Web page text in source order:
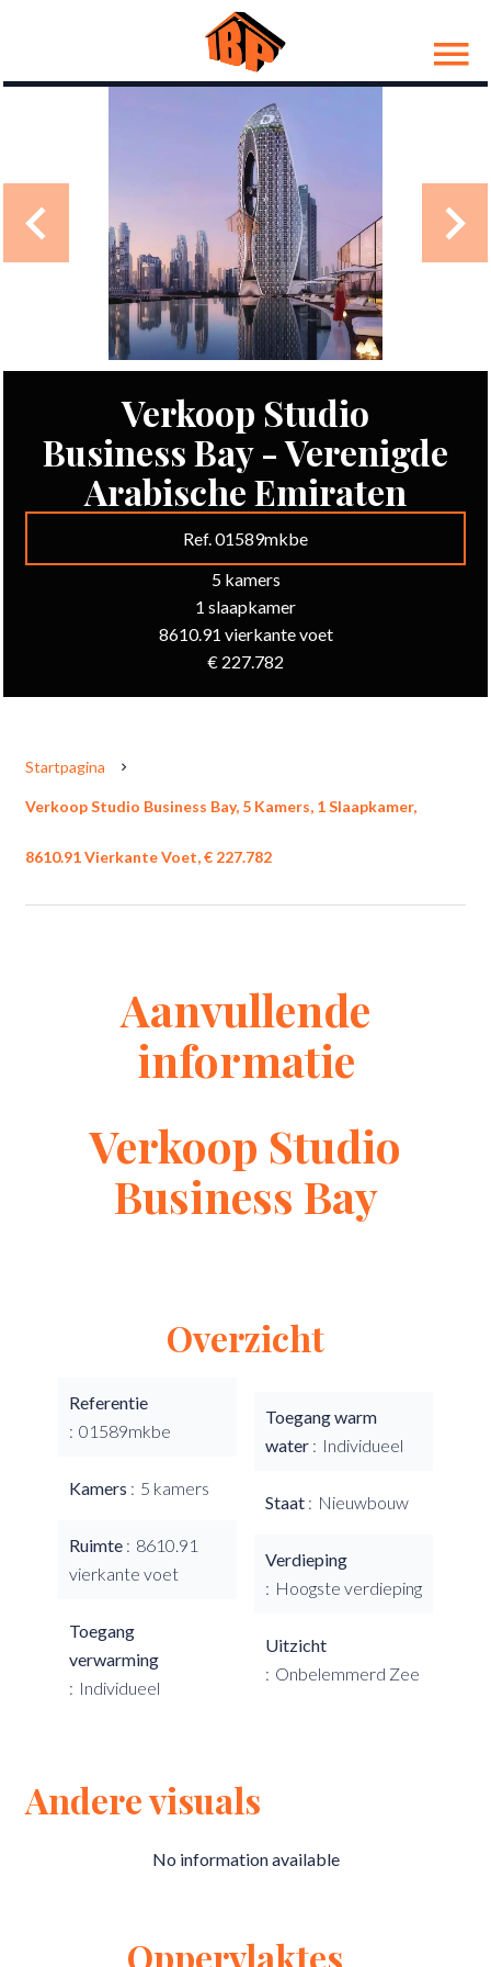
Verkoop Studio
Business Bay - Verenigde
Arabische Emiraten
Ref. 01589mkbe
5 kamers
1 slaapkamer
8610.91 vierkante voet
€ 227.782
Startpagina
Verkoop Studio Business Bay, 5 Kamers, 1 Slaapkamer,
8610.91 Vierkante Voet, € 227.782
Aanvullende
informatie
Verkoop Studio
Business Bay
Overzicht
Referentie
01589mkbe
Kamers 5 kamers
Ruimte
8610.91
vierkante voet
Toegang
verwarming
Individueel
Toegang warm
water
Individueel
Staat Nieuwbouw
Verdieping
Hoogste verdieping
Uitzicht
Onbelemmerd Zee
Andere visuals
No information available
Oppervlaktes